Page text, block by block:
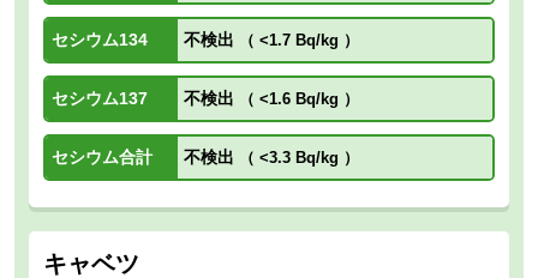
セシウム134 不検出 （ <1.7 Bq/kg ）
セシウム137 不検出 （ <1.6 Bq/kg ）
セシウム合計 不検出 （ <3.3 Bq/kg ）
キャベツ